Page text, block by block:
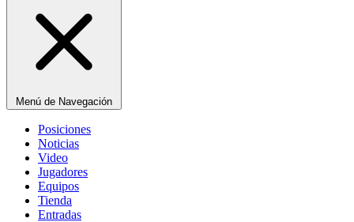
Menú de Navegación
Posiciones
Noticias
Video
Jugadores
Equipos
Tienda
Entradas